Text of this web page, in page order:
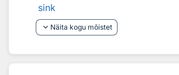
sink
keyboard_arrow_down Näita kogu mõistet